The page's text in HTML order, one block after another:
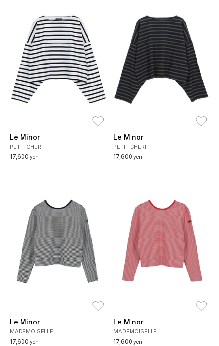
Le Minor
PETIT CHERI
17,600 yen
Le Minor
PETIT CHERI
17,600 yen
Le Minor
MADEMOISELLE
17,600 yen
Le Minor
MADEMOISELLE
17,600 yen